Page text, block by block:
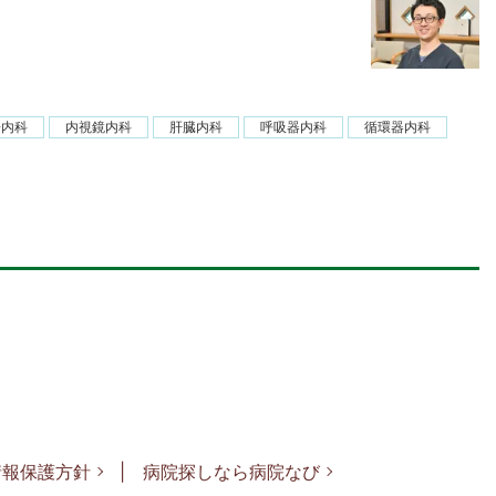
科 内視鏡内科 肝臓内科 呼吸器内科 循環器内科
保護方針 病院探しなら病院なび